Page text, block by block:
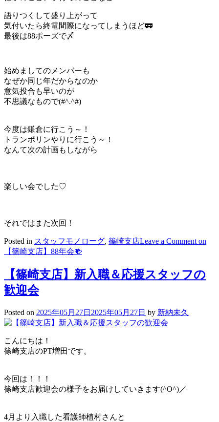
語りつくして盛り上がって
気付いたら終電間際になってしまうほど🚃
最後は88ポーズで〆
始めましてのメンバーも
なぜか同じ年だからなのか
意気投合も早いのが
不思議なもので(#^.^#)
今度は鎌倉に行こう～！
トランポリンやりに行こう～！
なんて次の計画もしながら
楽しい会でした♡
それではまた次回！
Posted in スタッフモノローグ, 篠崎支店Leave a Comment on
【篠崎支店】88年会🍻
【篠崎支店】新入職＆応援スタッフの
歓迎会
Posted on 2025年05月27日 2025年05月27日 by 新納未久
こんにちは！
篠崎支店のPT増田です。
今回は！！！
篠崎支店歓迎会の様子をお届けしていきます(^O^)／
4月より入職した看護師植村さんと